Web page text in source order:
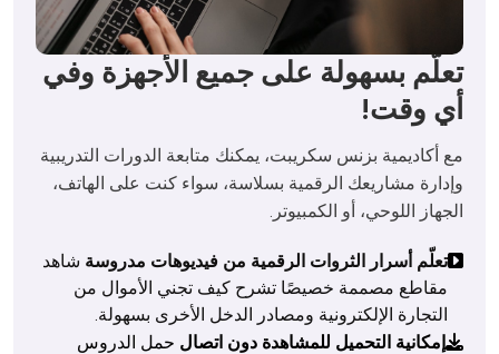
تعلّم بسهولة على جميع الأجهزة وفي
أي وقت!
مع أكاديمية بزنس سكريبت، يمكنك متابعة الدورات التدريبية
وإدارة مشاريعك الرقمية بسلاسة، سواء كنت على الهاتف،
الجهاز اللوحي، أو الكمبيوتر.
تعلّم أسرار الثروات الرقمية من فيديوهات مدروسة شاهد
مقاطع مصممة خصيصًا تشرح كيف تجني الأموال من
التجارة الإلكترونية ومصادر الدخل الأخرى بسهولة.
إمكانية التحميل للمشاهدة دون اتصال حمل الدروس